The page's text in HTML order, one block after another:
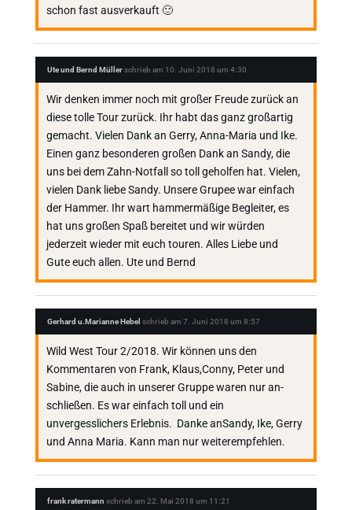
schon fast ausverkauft 🙂
Ute und Bernd Müllerschrieb am 10. Juni 2018 um 4:30
Wir denken immer noch mit großer Freude zurück an
diese tolle Tour zurück. Ihr habt das ganz großartig
gemacht. Vielen Dank an Gerry, Anna-Maria und Ike.
Einen ganz besonderen großen Dank an Sandy, die
uns bei dem Zahn-Notfall so toll geholfen hat. Vielen,
vielen Dank liebe Sandy. Unsere Grupee war einfach
der Hammer. Ihr wart hammermäßige Begleiter, es
hat uns großen Spaß bereitet und wir würden
jederzeit wieder mit euch touren. Alles Liebe und
Gute euch allen. Ute und Bernd
Gerhard u.Marianne Hebel schrieb am 7. Juni 2018 um 8:57
Wild West Tour 2/2018. Wir können uns den
Kommentaren von Frank, Klaus,Conny, Peter und
Sabine, die auch in unserer Gruppe waren nur an-
schließen. Es war einfach toll und ein
unvergesslichers Erlebnis. Danke anSandy, Ike, Gerry
und Anna Maria. Kann man nur weiterempfehlen.
frank ratermann schrieb am 22. Mai 2018 um 11:21